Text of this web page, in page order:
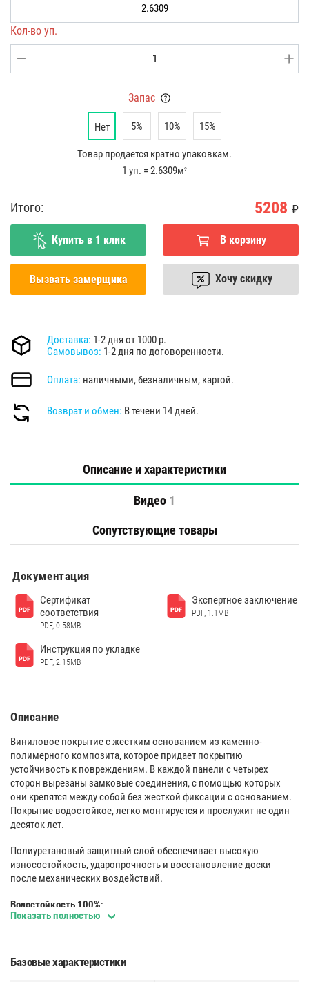
Кол-во уп.
Запас
Нет 5% 10% 15%
Товар продается кратно упаковкам.
1 уп. = 2.6309м2
Итого: 5208 ₽
Купить в 1 клик В корзину
Вызвать замерщика Хочу скидку
Доставка: 1-2 дня от 1000 р.
Самовывоз: 1-2 дня по договоренности.
Оплата: наличными, безналичным, картой.
Возврат и обмен: В течени 14 дней.
Описание и характеристики
Видео 1
Сопутствующие товары
Документация
Сертификат
соответствия
PDF, 0.58MB
Экспертное заключение
PDF, 1.1MB
Инструкция по укладке
PDF, 2.15MB
Описание
Виниловое покрытие с жестким основанием из каменно-
полимерного композита, которое придает покрытию
устойчивость к повреждениям. В каждой панели с четырех
сторон вырезаны замковые соединения, с помощью которых
они крепятся между собой без жесткой фиксации с основанием.
Покрытие водостойкое, легко монтируется и прослужит не один
десяток лет.
Полиуретановый защитный слой обеспечивает высокую
износостойкость, ударопрочность и восстановление доски
после механических воздействий.
Водостойкость 100%:
панели впитать влагу. Благодаря надежной герметичной
замковой системе просачивание воды к основанию исключено.
Показать полностью
Базовые характеристики